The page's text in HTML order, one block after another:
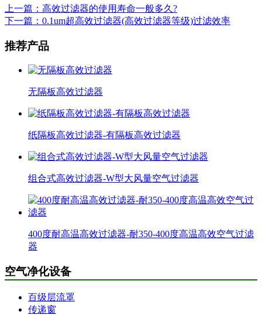
上一篇：高效过滤器的使用寿命一般多久?
下一篇：0.1um超高效过滤器(高效过滤器等级)过滤效率
推荐产品
无隔板高效过滤器
纸隔板高效过滤器-有隔板高效过滤器
组合式高效过滤器-W型大风量空气过滤器
400度耐高温高效过滤器-耐350-400度高温高效空气过滤
器
空气净化设备
百级层流罩
传递窗